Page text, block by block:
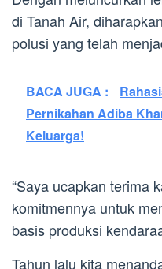
di Tanah Air,
polusi yang telah
BACA JUGA :
Pernikahan Adiba
Keluarga!
“Saya ucapkan terima
komitmennya untuk
basis produksi
Tahun lalu kita